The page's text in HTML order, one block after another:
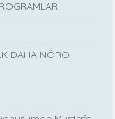
DAHA NÖRO